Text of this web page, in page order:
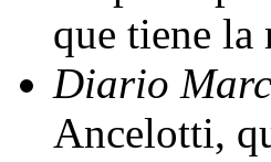
que tiene
Diario
Ancelotti,